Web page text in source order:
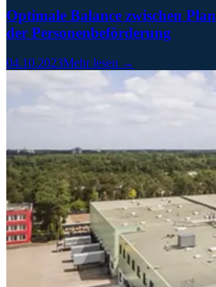
Optimale Balance zwischen
der Personenbeförderung
04.10.2023Mehr lesen →